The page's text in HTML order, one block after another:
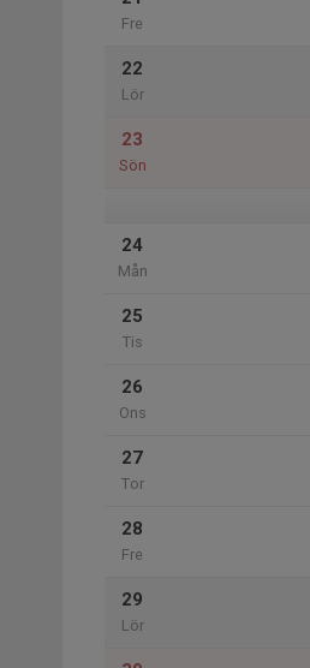
Fre
22
Lör
23
Sön
24
Mån
25
Tis
26
Ons
27
Tor
28
Fre
29
Lör